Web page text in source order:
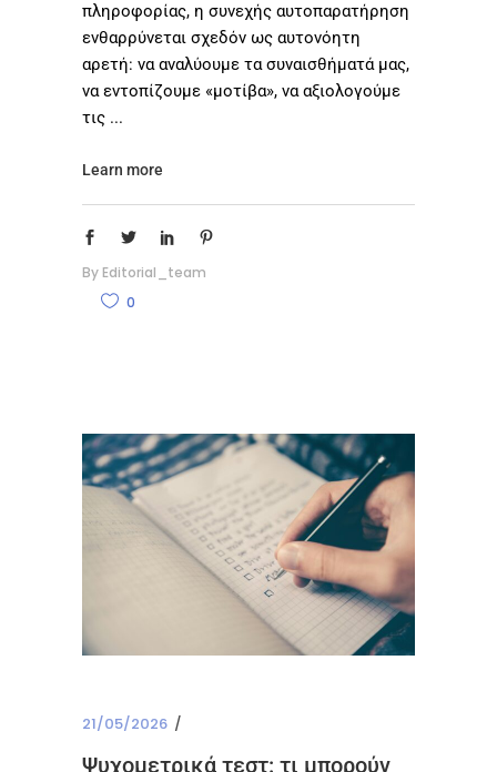
πληροφορίας, η συνεχής αυτοπαρατήρηση
ενθαρρύνεται σχεδόν ως αυτονόητη
αρετή: να αναλύουμε τα συναισθήματά μας,
να εντοπίζουμε «μοτίβα», να αξιολογούμε
τις
Learn more
By Editorial_team
0
21/05/2026
Ψυχομετρικά τεστ: τι μπορούν